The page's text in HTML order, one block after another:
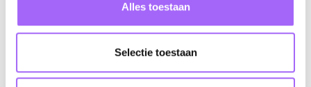
Alles toestaan
Selectie toestaan
Nu solliciteren